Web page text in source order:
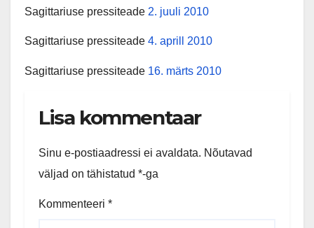
Sagittariuse pressiteade 2. juuli 2010
Sagittariuse pressiteade 4. aprill 2010
Sagittariuse pressiteade 16. märts 2010
Lisa kommentaar
Sinu e-postiaadressi ei avaldata. Nõutavad
väljad on tähistatud *-ga
Kommenteeri *